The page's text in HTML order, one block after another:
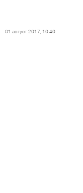
01 август 2017, 10:40